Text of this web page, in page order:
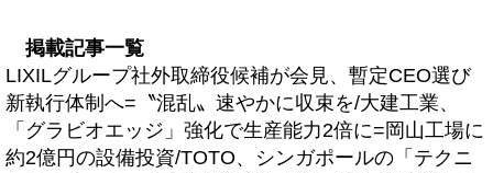
掲載記事一覧
LIXILグループ社外取締役候補が会見、暫定CEO選び
新執行体制へ=〝混乱〟速やかに収束を/大建工業、
「グラビオエッジ」強化で生産能力2倍に=岡山工場に
約2億円の設備投資/TOTO、シンガポールの「テクニ